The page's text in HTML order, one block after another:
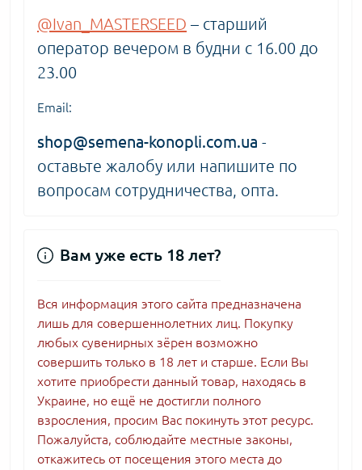
@Ivan_MASTERSEED – старший
оператор вечером в будни с 16.00 до
23.00
Email:
shop@semena-konopli.com.ua -
оставьте жалобу или напишите по
вопросам сотрудничества, опта.
Вам уже есть 18 лет?
Вся информация этого сайта предназначена
лишь для совершеннолетних лиц. Покупку
любых сувенирных зёрен возможно
совершить только в 18 лет и старше. Если Вы
хотите приобрести данный товар, находясь в
Украине, но ещё не достигли полного
взросления, просим Вас покинуть этот ресурс.
Пожалуйста, соблюдайте местные законы,
откажитесь от посещения этого места до